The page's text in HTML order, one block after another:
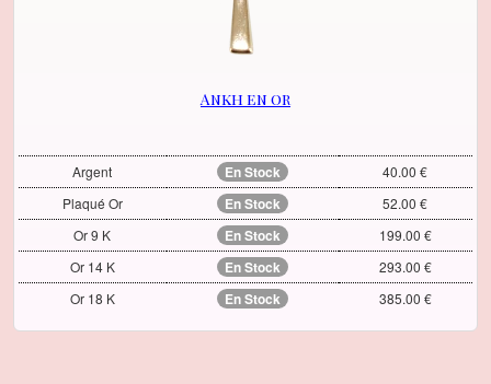
Ankh en or
Argent En Stock
40.00 €
Plaqué Or
En Stock
52.00 €
Or 9 K
En Stock
199.00 €
Or 14 K
En Stock
293.00 €
Or 18 K
En Stock 385.00 €